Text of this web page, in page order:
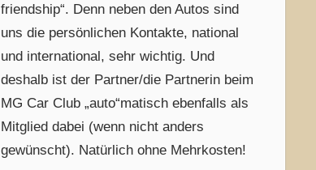
friendship“. Denn neben den Autos sind
uns die persönlichen Kontakte, national
und international, sehr wichtig. Und
deshalb ist der Partner/die Partnerin beim
MG Car Club „auto“matisch ebenfalls als
Mitglied dabei (wenn nicht anders
gewünscht). Natürlich ohne Mehrkosten!